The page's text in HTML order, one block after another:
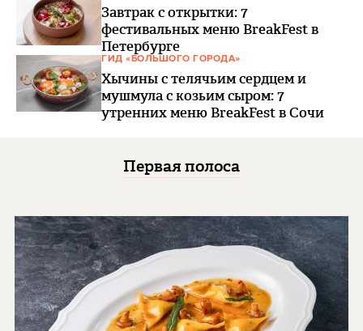
Завтрак с открытки: 7
фестивальных меню BreakFest в
Петербурге
ГИД «БОЛЬШОГО ГОРОДА»
Хычины с телячьим сердцем и
мушмула с козьим сыром: 7
утренних меню BreakFest в Сочи
Первая полоса